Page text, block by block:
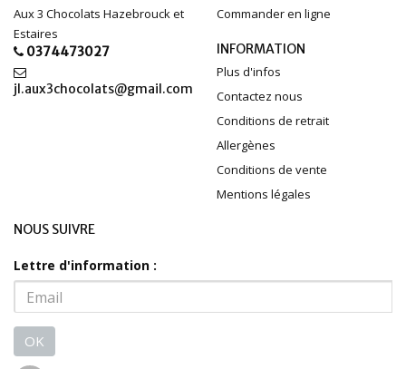
Aux 3 Chocolats Hazebrouck et
Estaires
0374473027
jl.aux3chocolats@gmail.com
Commander en ligne
INFORMATION
Plus d'infos
Contactez nous
Conditions de retrait
Allergènes
Conditions de vente
Mentions légales
NOUS SUIVRE
Lettre d'information :
OK